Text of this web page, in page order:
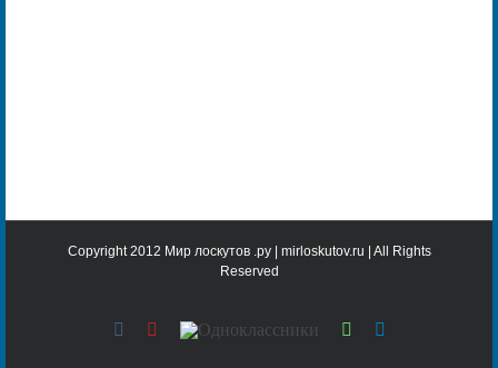
Copyright 2012 Мир лоскутов .ру | mirloskutov.ru | All Rights
Reserved
YouTube
Одноклассники WhatsApp